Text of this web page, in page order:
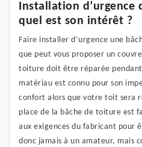
Installation d’urgence
quel est son intérêt ?
Faire installer d’urgence une
que peut vous proposer un
toiture doit être réparée pendant
matériau est connu pour son
confort alors que votre toit sera
place de la bâche de toiture est
aux exigences du fabricant pour
donc jamais à un amateur, mais